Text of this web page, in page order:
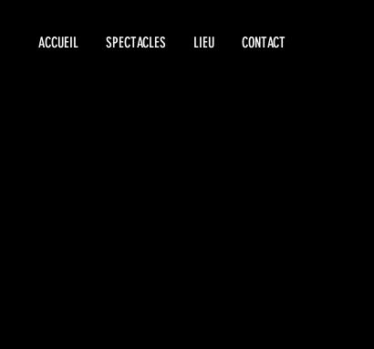
ACCUEIL SPECTACLES LIEU CONTACT